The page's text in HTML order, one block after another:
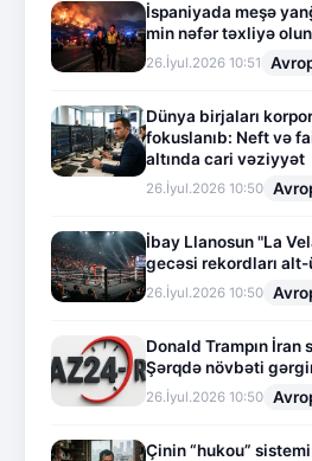
İspaniyada meşə
min nəfər təxliyə
26.İyul.2026 10:51
Dünya birjaları
fokuslanıb: Neft və
altında cari vəziyyət
26.İyul.2026 10:50
İbay Llanosun "La
gecəsi rekordları
26.İyul.2026 10:50
Donald Trampın İran
Şərqdə növbəti
26.İyul.2026 10:50
Çinin “hukou”